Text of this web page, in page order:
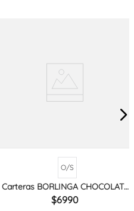
O/S
Carteras BORLINGA CHOCOLATE
MIX
6990